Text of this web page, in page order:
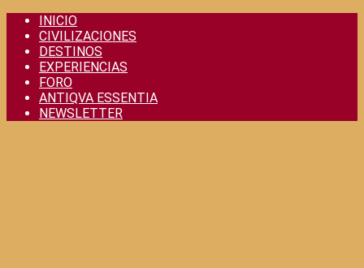
Skip
content
INICIO
CIVILIZACIONES
DESTINOS
EXPERIENCIAS
FORO
ANTIQVA ESSENTIA
NEWSLETTER